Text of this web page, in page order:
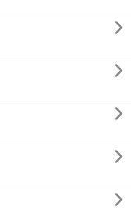




